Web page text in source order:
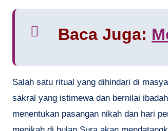
Baca Juga:
Salah satu ritual yang dihindari di
sakral yang istimewa dan bernilai
menentukan pasangan nikah dan hari